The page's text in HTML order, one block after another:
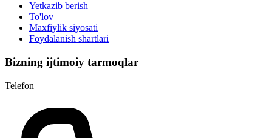
Yetkazib berish
To'lov
Maxfiylik siyosati
Foydalanish shartlari
Bizning ijtimoiy tarmoqlar
Telefon